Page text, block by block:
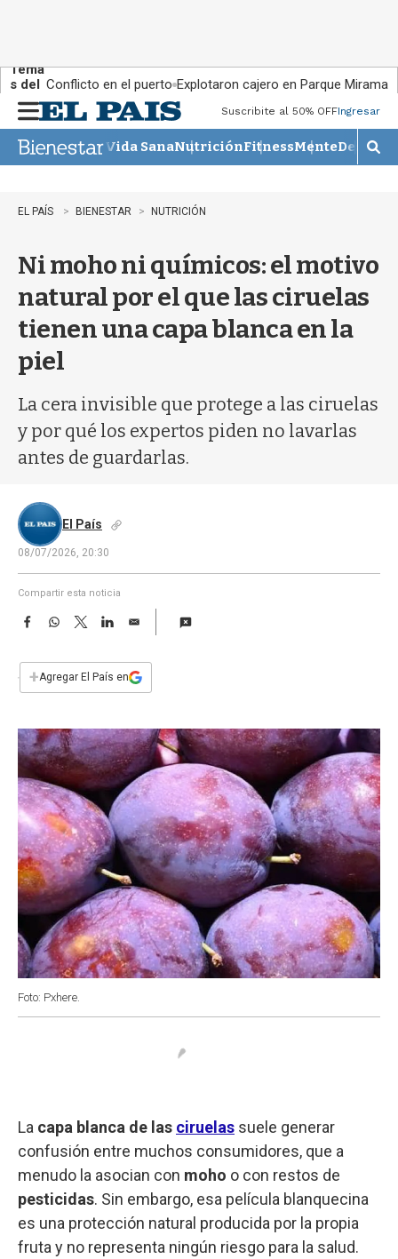
Tema
s del
día:
Conflicto en el puerto Explotaron cajero en Parque Miramar
n
u
Suscribite al 50% OFFIngresar
Vida SanaNutriciónFitnessMente
M
o
r
b
a
EL PAÍS BIENESTAR NUTRICIÓN
Ni moho ni químicos: el motivo
natural por el que las ciruelas
tienen una capa blanca en la
piel
La cera invisible que protege a las ciruelas
y por qué los expertos piden no lavarlas
antes de guardarlas.
El País
08/07/2026, 20:30
Compartir esta noticia
F
e
b
k
W
s
p
T
w
t
L
n
E
i
l
+Agregar El País en
Foto: Pxhere.
La capa blanca de las ciruelas suele generar
confusión entre muchos consumidores, que a
menudo la asocian con moho o con restos de
pesticidas. Sin embargo, esa película blanquecina
es una protección natural producida por la propia
fruta y no representa ningún riesgo para la salud.